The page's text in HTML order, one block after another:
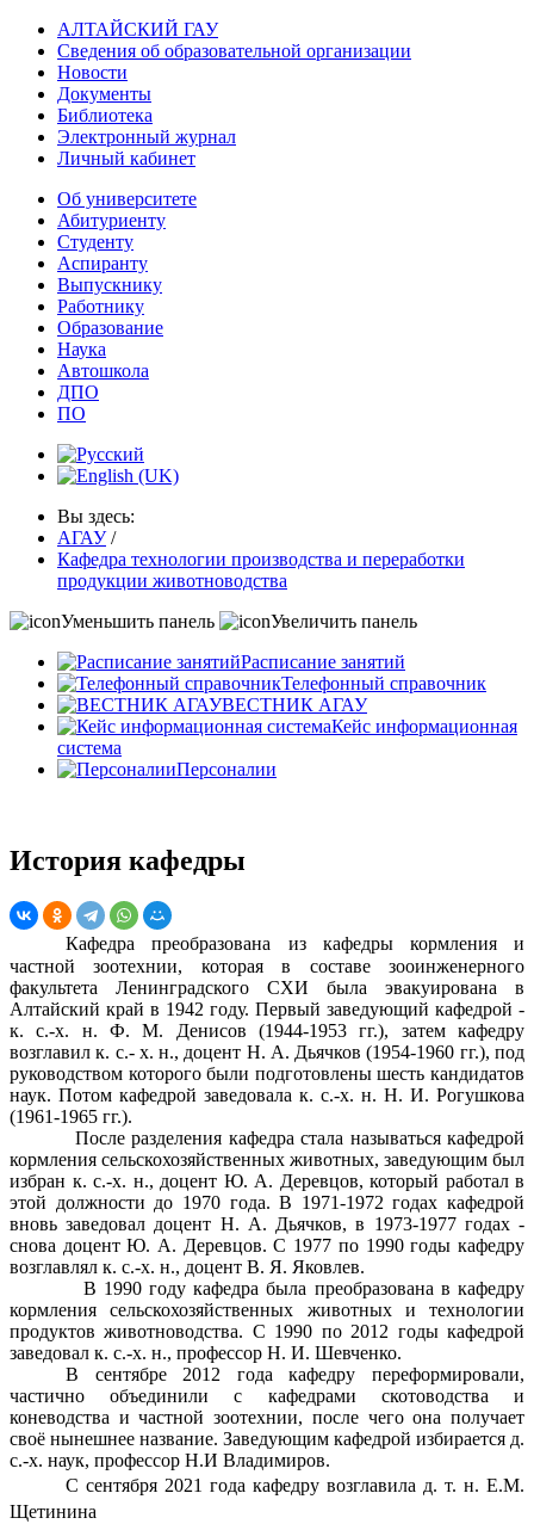
АЛТАЙСКИЙ ГАУ
Сведения об образовательной организации
Новости
Документы
Библиотека
Электронный журнал
Личный кабинет
Об университете
Абитуриенту
Студенту
Аспиранту
Выпускнику
Работнику
Образование
Наука
Автошкола
ДПО
ПО
Вы здесь:
АГАУ /
Кафедра технологии производства и переработки
продукции животноводства
Уменьшить панель
Увеличить панель
Расписание занятий
Телефонный справочник
ВЕСТНИК АГАУ
Кейс информационная
система
Персоналии
История кафедры
Кафедра преобразована из кафедры кормления и
частной зоотехнии, которая в составе зооинженерного
факультета Ленинградского СХИ была эвакуирована в
Алтайский край в 1942 году. Первый заведующий кафедрой -
к. с.-х. н. Ф. М. Денисов (1944-1953 гг.), затем кафедру
возглавил к. с.- х. н., доцент Н. А. Дьячков (1954-1960 гг.), под
руководством которого были подготовлены шесть кандидатов
наук. Потом кафедрой заведовала к. с.-х. н. Н. И. Рогушкова
(1961-1965 гг.).
После разделения кафедра стала называться кафедрой
кормления сельскохозяйственных животных, заведующим был
избран к. с.-х. н., доцент Ю. А. Деревцов, который работал в
этой должности до 1970 года. В 1971-1972 годах кафедрой
вновь заведовал доцент Н. А. Дьячков, в 1973-1977 годах -
снова доцент Ю. А. Деревцов. С 1977 по 1990 годы кафедру
возглавлял к. с.-х. н., доцент В. Я. Яковлев.
В 1990 году кафедра была преобразована в кафедру
кормления сельскохозяйственных животных и технологии
продуктов животноводства. С 1990 по 2012 годы кафедрой
заведовал к. с.-х. н., профессор Н. И. Шевченко.
В сентябре 2012 года кафедру переформировали,
частично объединили с кафедрами скотоводства и
коневодства и частной зоотехнии, после чего она получает
своё нынешнее название. Заведующим кафедрой избирается д.
с.-х. наук, профессор Н.И Владимиров.
С сентября 2021 года кафедру возглавила д. т. н. Е.М.
Щетинина
Кафедра
преобразована
кафедры
кормления
частной
зоотехнии,
которая
составе
зооинженерного
факультета
Ленинградского
была
эвакуирована
Алтайский
край
1942
Первый
заведующий
кафедрой
н.
Ф.
М.
Денисов
1953
гг.),
затем
кафедру
возглавил
к.
х.
н.,
доцент
Н.
А.
(1954-
1960
под
руководством
которого
подготовлены